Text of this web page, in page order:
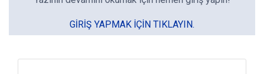
GIRIŞ YAPMAK IÇIN TIKLAYIN.